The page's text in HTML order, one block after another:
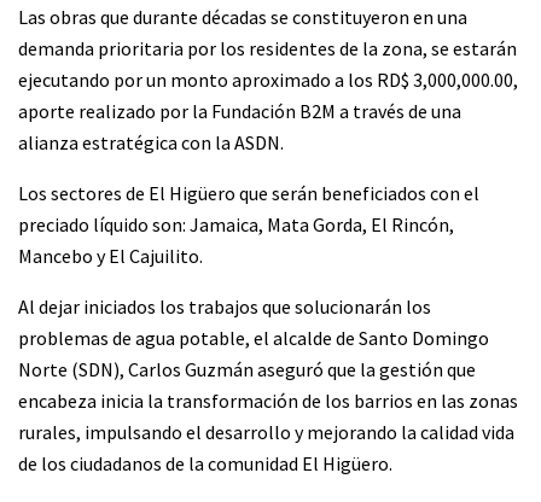
Las obras que durante décadas se constituyeron en una
demanda prioritaria por los residentes de la zona, se estarán
ejecutando por un monto aproximado a los RD$ 3,000,000.00,
aporte realizado por la Fundación B2M a través de una
alianza estratégica con la ASDN.
Los sectores de El Higüero que serán beneficiados con el
preciado líquido son: Jamaica, Mata Gorda, El Rincón,
Mancebo y El Cajuilito.
Al dejar iniciados los trabajos que solucionarán los
problemas de agua potable, el alcalde de Santo Domingo
Norte (SDN), Carlos Guzmán aseguró que la gestión que
encabeza inicia la transformación de los barrios en las zonas
rurales, impulsando el desarrollo y mejorando la calidad vida
de los ciudadanos de la comunidad El Higüero.